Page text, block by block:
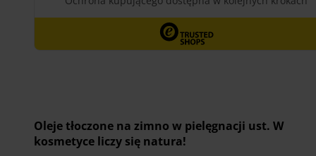
Oleje tłoczone na zimno w pielęgnacji ust. W
kosmetyce liczy się natura!